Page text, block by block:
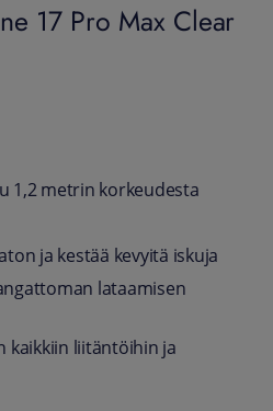
17 Pro Max Clear
1,2 metrin korkeudesta
ja kestää kevyitä iskuja
lataamisen
kaikkiin liitäntöihin ja